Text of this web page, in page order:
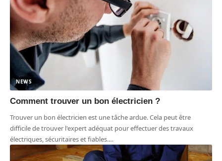
NEWS
Comment trouver un bon électricien ?
Trouver un bon électricien est une tâche ardue. Cela peut être
difficile de trouver l'expert adéquat pour effectuer des travaux
électriques, sécuritaires et fiables.…